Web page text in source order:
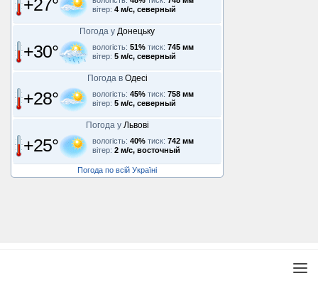
+27°
вітер: 4 м/с, северный
Погода у Донецьку
+30° вологість: 51% тиск: 745 мм
вітер: 5 м/с, северный
Погода в Одесі
+28° вологість: 45% тиск: 758 мм
вітер: 5 м/с, северный
Погода у Львові
+25° вологість: 40% тиск: 742 мм
вітер: 2 м/с, восточный
Погода по всій Україні